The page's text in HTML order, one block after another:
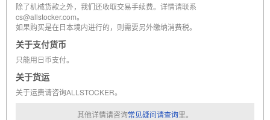
除了机械货款之外，我们还收取交易手续费。详情请联系
cs@allstocker.com。
如果购买是在日本境内进行的，则需要另外缴纳消费税。
关于支付货币
只能用日币支付。
关于货运
关于运费请咨询ALLSTOCKER。
其他详情请咨询常见疑问请查询里。